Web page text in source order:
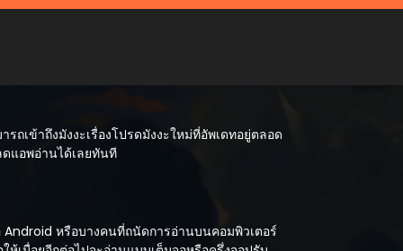
เข้าถึงมังงะเรื่องโปรดมังงะใหม่ที่อัพเดทอยู่ตลอด
แอพอ่านได้เลยทันที
หรือบางคนที่ถนัดการอ่านบนคอมพิวเตอร์